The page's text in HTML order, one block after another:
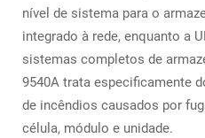
nível de sistema para o
integrado à rede, enquanto a
sistemas completos de
9540A trata especificamente
de incêndios causados por
célula, módulo e unidade.